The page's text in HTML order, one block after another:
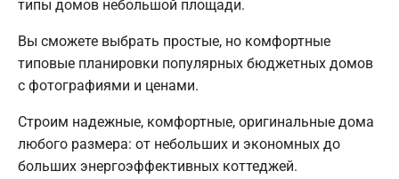
типы домов небольшой площади.
Вы сможете выбрать простые, но комфортные
типовые планировки популярных бюджетных домов
с фотографиями и ценами.
Строим надежные, комфортные, оригинальные дома
любого размера: от небольших и экономных до
больших энергоэффективных коттеджей.